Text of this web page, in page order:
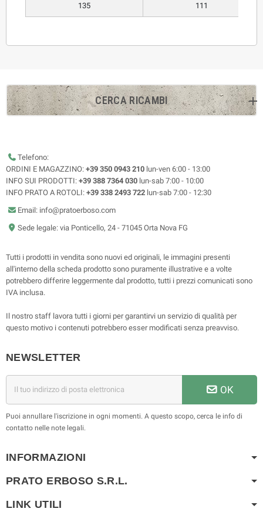
135
111
CERCA RICAMBI
Telefono:
ORDINI E MAGAZZINO: +39 350 0943 210 lun-ven 6:00 - 13:00
INFO SUI PRODOTTI: +39 388 7364 030 lun-sab 7:00 - 10:00
INFO PRATO A ROTOLI: +39 338 2493 722 lun-sab 7:00 - 12:30
Email: info@pratoerboso.com
Sede legale: via Ponticello, 24 - 71045 Orta Nova FG
Tutti i prodotti in vendita sono nuovi ed originali, le immagini presenti
all'interno della scheda prodotto sono puramente illustrative e a volte
potrebbero differire leggermente dal prodotto, tutti i prezzi comunicati sono
IVA inclusa.
Il nostro staff lavora tutti i giorni per garantirvi un servizio di qualità per
questo motivo i contenuti potrebbero esser modificati senza preavviso.
NEWSLETTER
OK
Puoi annullare l'iscrizione in ogni momenti. A questo scopo, cerca le info di
contatto nelle note legali.
INFORMAZIONI
PRATO ERBOSO S.R.L.
LINK UTILI